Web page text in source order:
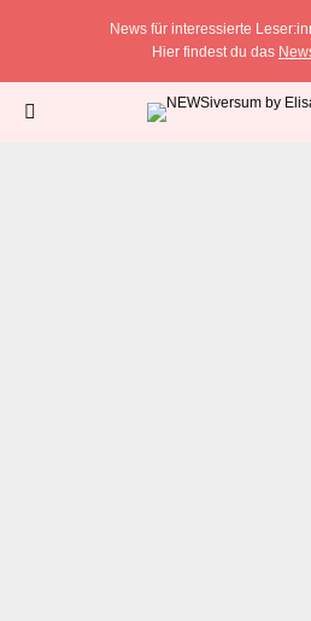
News für interessierte
Hier findest du das